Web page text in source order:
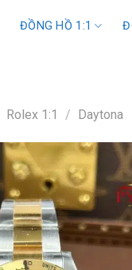
ĐỒNG HỒ 1:1
Rolex 1:1 / Daytona